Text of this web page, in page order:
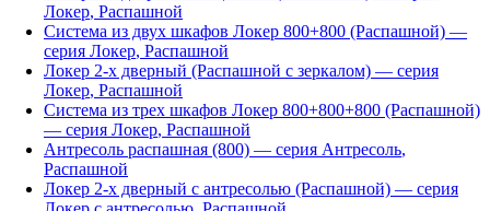
Локер, Распашной
Система из двух шкафов Локер 800+800 (Распашной) —
серия Локер, Распашной
Локер 2-х дверный (Распашной с зеркалом) — серия
Локер, Распашной
Система из трех шкафов Локер 800+800+800 (Распашной)
— серия Локер, Распашной
Антресоль распашная (800) — серия Антресоль,
Распашной
Локер 2-х дверный с антресолью (Распашной) — серия